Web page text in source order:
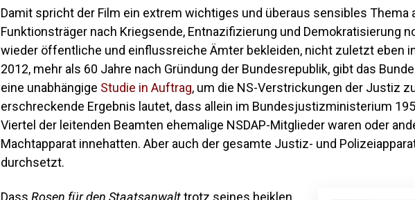
Damit spricht der Film ein extrem wichtiges und überaus sensibles Thema
Funktionsträger nach Kriegsende, Entnazifizierung und Demokratisierung
wieder öffentliche und einflussreiche Ämter bekleiden, nicht zuletzt eben
2012, mehr als 60 Jahre nach Gründung der Bundesrepublik, gibt das
eine unabhängige Studie in Auftrag, um die NS-Verstrickungen der Justiz
erschreckende Ergebnis lautet, dass allein im Bundesjustizministerium
Viertel der leitenden Beamten ehemalige NSDAP-Mitglieder waren oder
Machtapparat innehatten. Aber auch der gesamte Justiz- und
durchsetzt.